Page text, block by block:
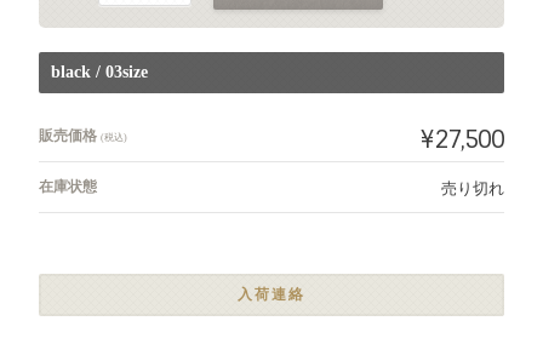
black / 03size
販売価格(税込) ¥27,500
在庫状態 売り切れ
入荷連絡